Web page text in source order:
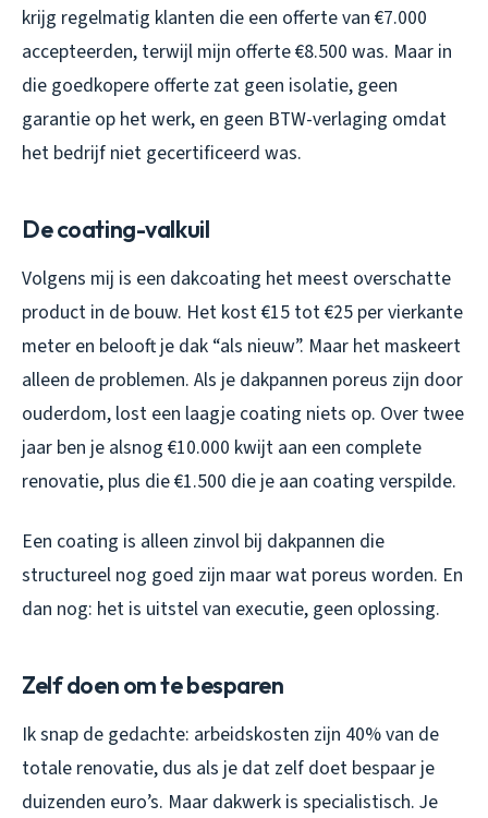
krijg regelmatig klanten die een offerte van €7.000
accepteerden, terwijl mijn offerte €8.500 was. Maar in
die goedkopere offerte zat geen isolatie, geen
garantie op het werk, en geen BTW-verlaging omdat
het bedrijf niet gecertificeerd was.
De coating-valkuil
Volgens mij is een dakcoating het meest overschatte
product in de bouw. Het kost €15 tot €25 per vierkante
meter en belooft je dak “als nieuw”. Maar het maskeert
alleen de problemen. Als je dakpannen poreus zijn door
ouderdom, lost een laagje coating niets op. Over twee
jaar ben je alsnog €10.000 kwijt aan een complete
renovatie, plus die €1.500 die je aan coating verspilde.
Een coating is alleen zinvol bij dakpannen die
structureel nog goed zijn maar wat poreus worden. En
dan nog: het is uitstel van executie, geen oplossing.
Zelf doen om te besparen
Ik snap de gedachte: arbeidskosten zijn 40% van de
totale renovatie, dus als je dat zelf doet bespaar je
duizenden euro’s. Maar dakwerk is specialistisch. Je